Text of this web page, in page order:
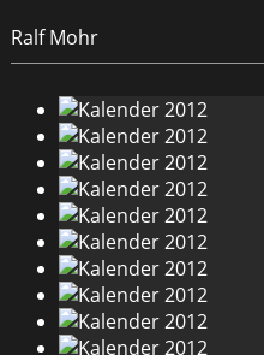
Ralf Mohr